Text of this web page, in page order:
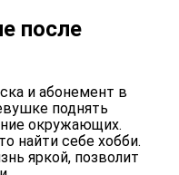
после
и абонемент в
поднять
окружающих.
найти себе хобби.
яркой, позволит